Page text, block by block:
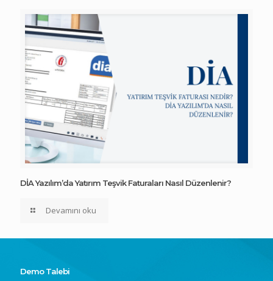
DİA Yazılım’da Yatırım Teşvik Faturaları Nasıl Düzenlenir?
Devamını oku
Demo Talebi